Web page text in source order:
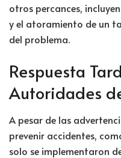
otros percances,
y el atoramiento de un
del problema.
Respuesta
Autoridades
A pesar de las
prevenir accidentes,
solo se implementaron